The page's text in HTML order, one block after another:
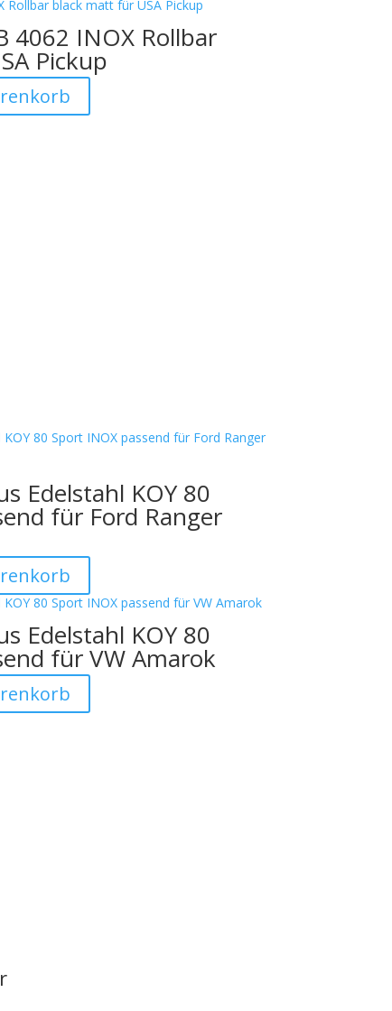
4062 INOX Rollbar
Pickup
Edelstahl KOY 80
für Ford Ranger
Edelstahl KOY 80
für VW Amarok